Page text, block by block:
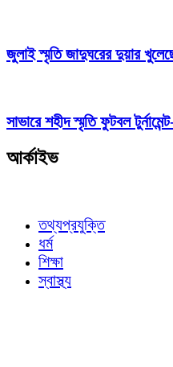
জুলাই স্মৃতি জাদুঘরের দুয়ার
সাভারে শহীদ স্মৃতি ফুটবল
আর্কাইভ
তথ্যপ্রযুক্তি
ধর্ম
শিক্ষা
স্বাস্থ্য